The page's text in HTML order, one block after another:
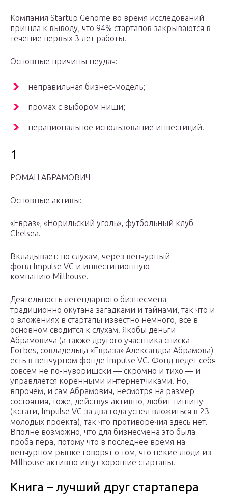
Компания Startup Genome во время исследований
пришла к выводу, что 94% стартапов закрываются в
течение первых 3 лет работы.
Основные причины неудач:
неправильная бизнес-модель;
промах с выбором ниши;
нерациональное использование инвестиций.
1
РОМАН АБРАМОВИЧ
Основные активы:
«Евраз», «Норильский уголь», футбольный клуб
Chelsea.
Вкладывает: по слухам, через венчурный
фонд Impulse VC и инвестиционную
компанию Millhouse.
Деятельность легендарного бизнесмена
традиционно окутана загадками и тайнами, так что и
о вложениях в стартапы известно немного, все в
основном сводится к слухам. Якобы деньги
Абрамовича (а также другого участника списка
Forbes, совладельца «Евраза» Александра Абрамова)
есть в венчурном фонде Impulse VC. Фонд ведет себя
совсем не по-нуворишски — скромно и тихо — и
управляется коренными интернетчиками. Но,
впрочем, и сам Абрамович, несмотря на размер
состояния, тоже, действуя активно, любит тишину
(кстати, Impulse VC за два года успел вложиться в 23
молодых проекта), так что противоречия здесь нет.
Вполне возможно, что для бизнесмена это была
проба пера, потому что в последнее время на
венчурном рынке говорят о том, что некие люди из
Millhouse активно ищут хорошие стартапы.
Книга – лучший друг стартапера